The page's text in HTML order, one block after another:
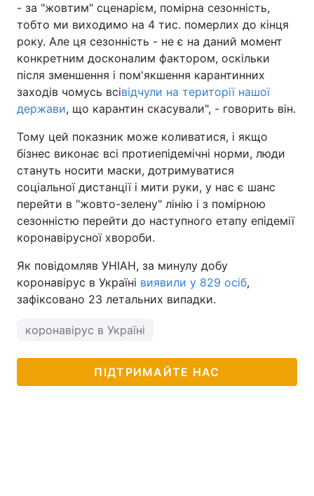
- за "жовтим" сценарієм, помірна сезонність,
тобто ми виходимо на 4 тис. померлих до кінця
року. Але ця сезонність - не є на даний момент
конкретним досконалим фактором, оскільки
після зменшення і пом'якшення карантинних
заходів чомусь всівідчули на території нашої
держави, що карантин скасували", - говорить він.
Тому цей показник може коливатися, і якщо
бізнес виконає всі протиепідемічні норми, люди
стануть носити маски, дотримуватися
соціальної дистанції і мити руки, у нас є шанс
перейти в "жовто-зелену" лінію і з помірною
сезонністю перейти до наступного етапу епідемії
коронавірусної хвороби.
Як повідомляв УНІАН, за минулу добу
коронавірус в Україні виявили у 829 осіб,
зафіксовано 23 летальних випадки.
коронавірус в Україні
ПІДТРИМАЙТЕ НАС